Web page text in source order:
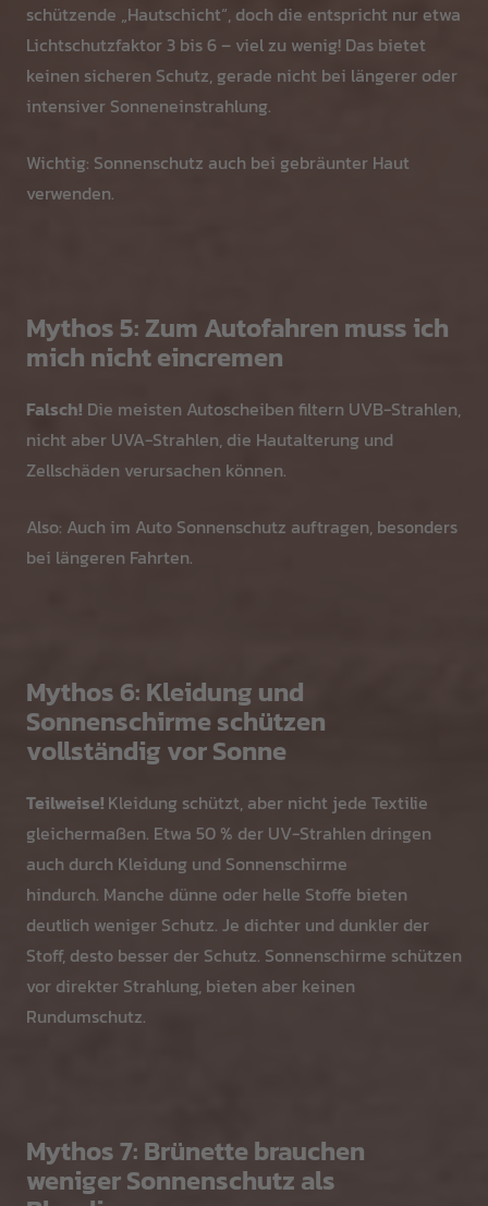
schützende „Hautschicht“, doch die entspricht nur etwa
Lichtschutzfaktor 3 bis 6 – viel zu wenig! Das bietet
keinen sicheren Schutz, gerade nicht bei längerer oder
intensiver Sonneneinstrahlung.
Wichtig: Sonnenschutz auch bei gebräunter Haut
verwenden.
Mythos 5: Zum Autofahren muss ich
mich nicht eincremen
Falsch! Die meisten Autoscheiben filtern UVB-Strahlen,
nicht aber UVA-Strahlen, die Hautalterung und
Zellschäden verursachen können.
Also: Auch im Auto Sonnenschutz auftragen, besonders
bei längeren Fahrten.
Mythos 6: Kleidung und
Sonnenschirme schützen
vollständig vor Sonne
Teilweise! Kleidung schützt, aber nicht jede Textilie
gleichermaßen. Etwa 50 % der UV-Strahlen dringen
auch durch Kleidung und Sonnenschirme
hindurch. Manche dünne oder helle Stoffe bieten
deutlich weniger Schutz. Je dichter und dunkler der
Stoff, desto besser der Schutz. Sonnenschirme schützen
vor direkter Strahlung, bieten aber keinen
Rundumschutz.
Mythos 7: Brünette brauchen
weniger Sonnenschutz als